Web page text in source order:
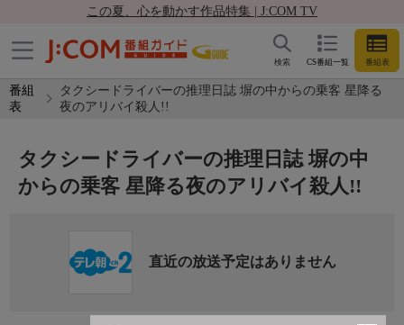
この夏、心を動かす作品特集 | J:COM TV
CS番組一覧 番組表
検索
番組
表
タクシードライバーの推理日誌 塀の中からの乗客 星降る
夜のアリバイ殺人!!
タクシードライバーの推理日誌 塀の中
からの乗客 星降る夜のアリバイ殺人!!
直近の放送予定はありません